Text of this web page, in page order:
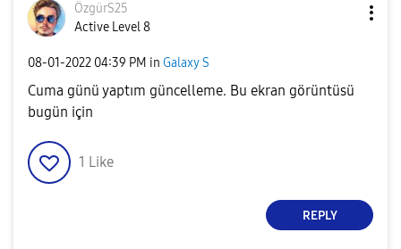
ÖzgürS25
Active Level 8
‎08-01-2022 04:39 PM in Galaxy S
Cuma günü yaptım güncelleme. Bu ekran görüntüsü
bugün için
1 Like
REPLY